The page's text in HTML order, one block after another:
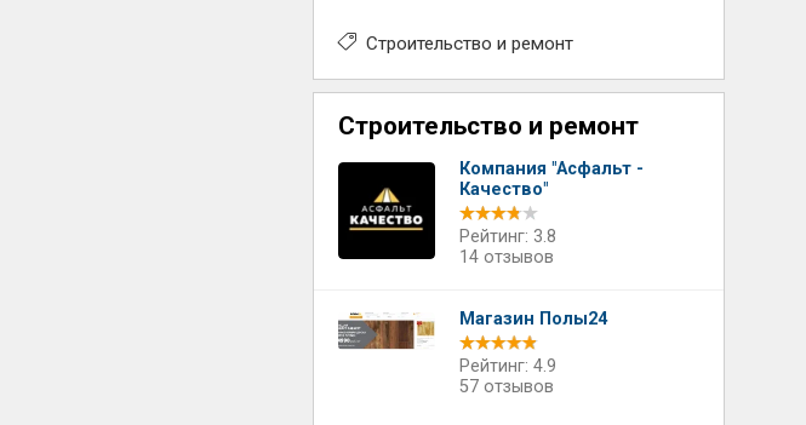
Строительство и ремонт
Строительство и ремонт
Компания "Асфальт -
Качество"
Рейтинг: 3.8
14 отзывов
Магазин Полы24
Рейтинг: 4.9
57 отзывов